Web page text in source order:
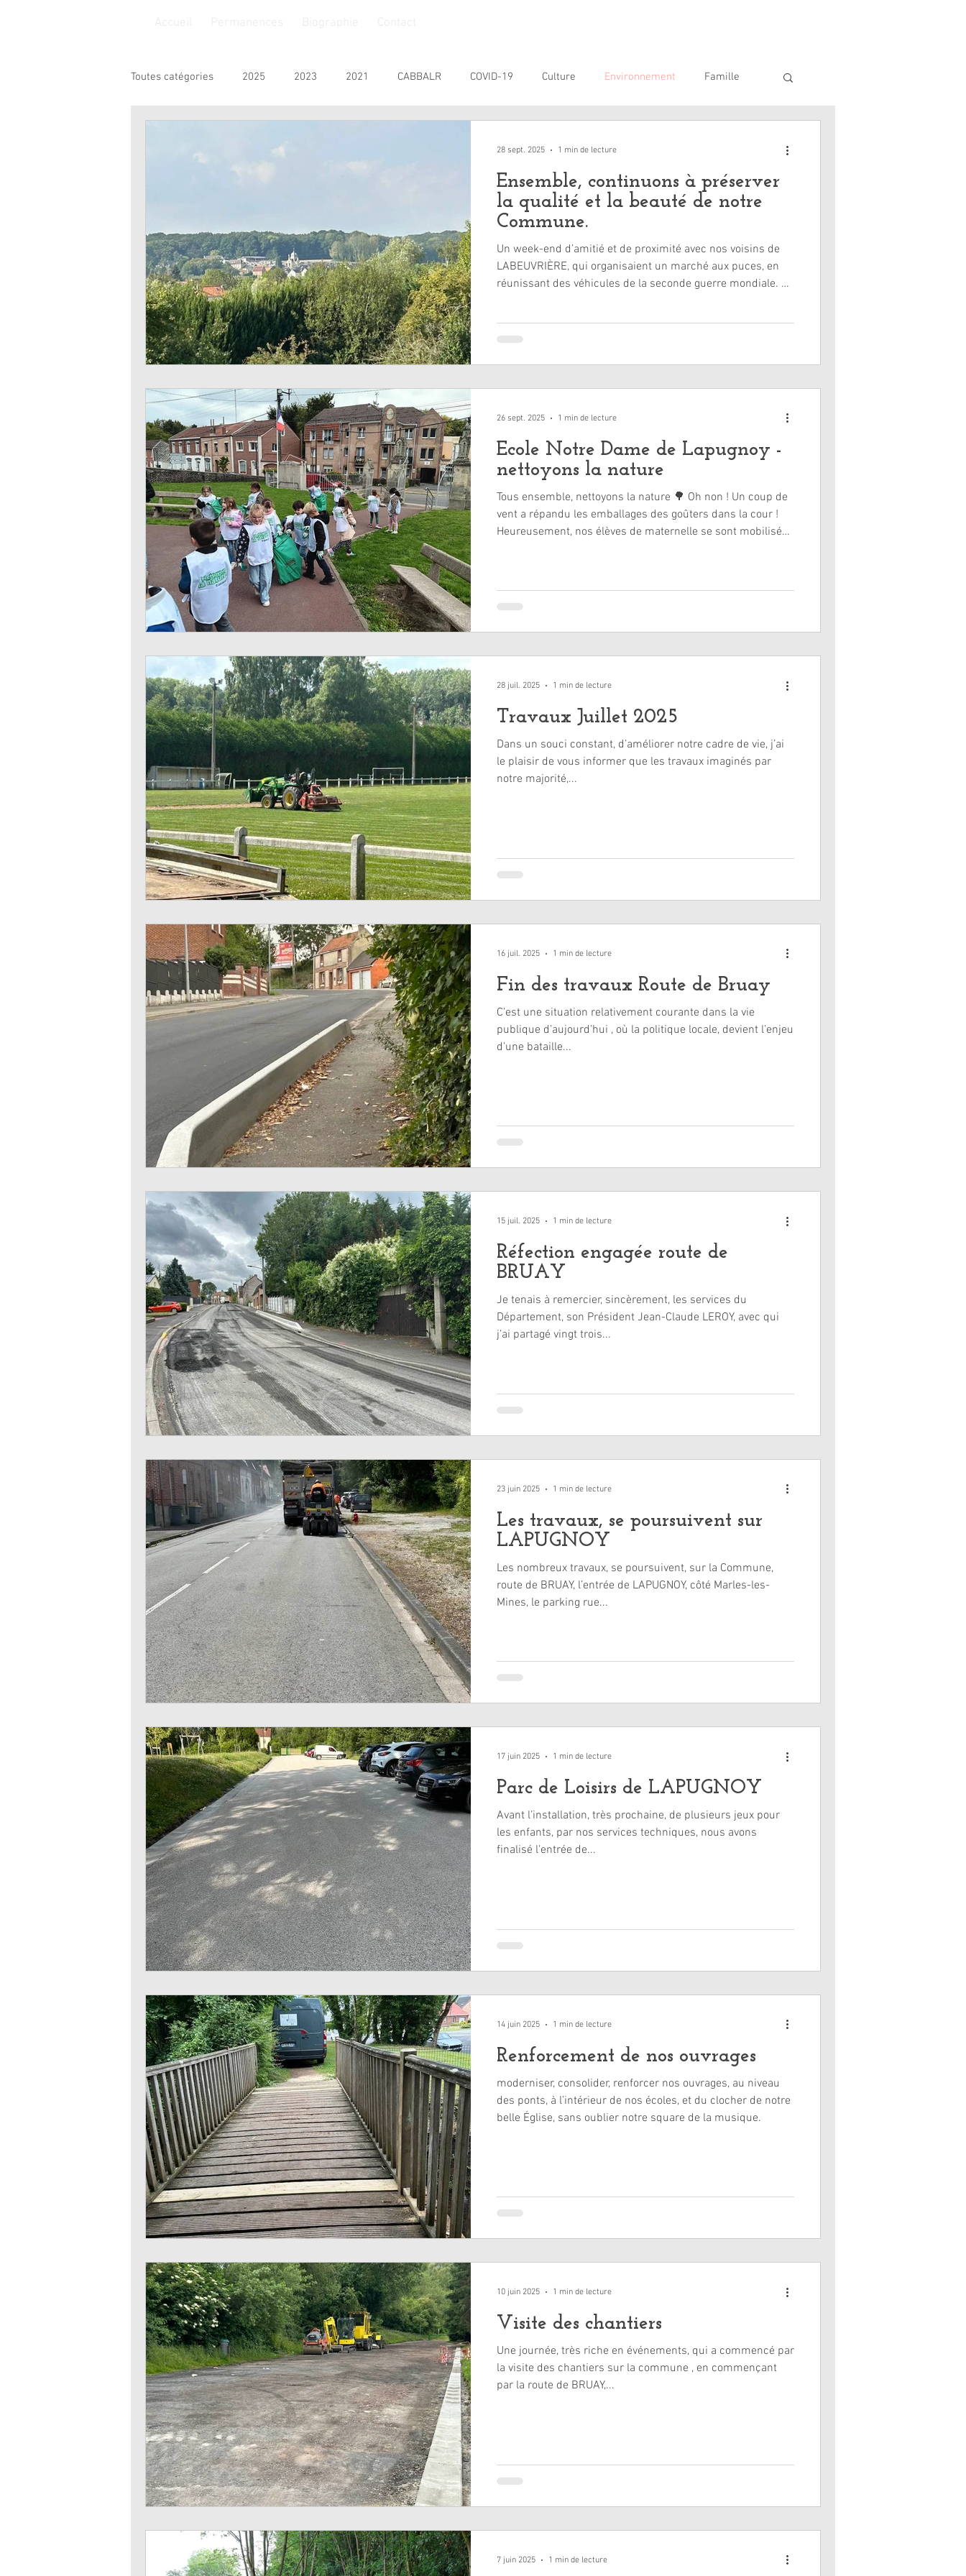
Toutes catégories 2025 2023 2021 CABBALR COVID-19 Culture Environnement Famille
Ensemble, continuons à préserver
la qualité et la beauté de notre
Commune.
Un week-end d’amitié et de proximité avec nos voisins de
LABEUVRIÈRE, qui organisaient un marché aux puces, en
réunissant des véhicules de la seconde guerre mondiale. Je
habitants, bénévoles, qui ont partici
28 sept. 2025 1 min de lecture
Ecole Notre Dame de Lapugnoy -
nettoyons la nature
Tous ensemble, nettoyons la nature 🌳 Oh non ! Un coup de
vent a répandu les emballages des goûters dans la cour !
Heureusement, nos élèves de maternelle se sont mobilisés
26 sept. 2025 1 min de lecture
Travaux Juillet 2025
Dans un souci constant, d’améliorer notre cadre de vie, j’ai
le plaisir de vous informer que les travaux imaginés par
notre majorité,...
28 juil. 2025 1 min de lecture
Fin des travaux Route de Bruay
C’est une situation relativement courante dans la vie
publique d’aujourd’hui , où la politique locale, devient l’enjeu
d’une bataille...
16 juil. 2025 1 min de lecture
Réfection engagée route de
BRUAY
Je tenais à remercier, sincèrement, les services du
Département, son Président Jean-Claude LEROY, avec qui
j’ai partagé vingt trois...
15 juil. 2025 1 min de lecture
Les travaux, se poursuivent sur
LAPUGNOY
Les nombreux travaux, se poursuivent, sur la Commune,
route de BRUAY, l’entrée de LAPUGNOY, côté Marles-les-
Mines, le parking rue...
23 juin 2025 1 min de lecture
Parc de Loisirs de LAPUGNOY
Avant l’installation, très prochaine, de plusieurs jeux pour
les enfants, par nos services techniques, nous avons
finalisé l’entrée de...
17 juin 2025 1 min de lecture
Renforcement de nos ouvrages
moderniser, consolider, renforcer nos ouvrages, au niveau
des ponts, à l’intérieur de nos écoles, et du clocher de notre
belle Église, sans oublier notre square de la musique.
14 juin 2025 1 min de lecture
Visite des chantiers
Une journée, très riche en événements, qui a commencé par
la visite des chantiers sur la commune , en commençant
par la route de BRUAY,...
10 juin 2025 1 min de lecture
7 juin 2025 1 min de lecture